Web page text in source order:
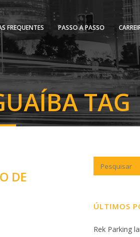
FREQUENTES PASSO A PASSO
TAG
DE
ÚLTIMOS
Rek Parking